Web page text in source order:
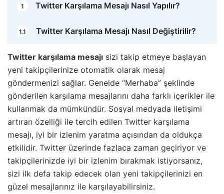
1 Twitter Karşılama Mesajı Nasıl Yapılır?
1.1 Twitter Karşılama Mesajı Nasıl Değiştirilir?
Twitter karşılama mesajı sizi takip etmeye başlayan
yeni takipçilerinize otomatik olarak mesaj
göndermenizi sağlar. Genelde “Merhaba” şeklinde
gönderilen karşılama mesajlarını daha farklı içerikler ile
kullanmak da mümkündür. Sosyal medyada iletişimi
artıran özelliği ile tercih edilen Twitter karşılama
mesajı, iyi bir izlenim yaratma açısından da oldukça
etkilidir. Twitter üzerinde fazlaca zaman geçiriyor ve
takipçilerinizde iyi bir izlenim bırakmak istiyorsanız,
sizi ilk defa takip edecek olan yeni takipçilerinizi en
güzel mesajlarınız ile karşılayabilirsiniz.